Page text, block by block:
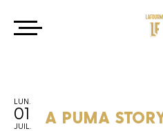
LUN.
01
JUIL. A PUMA